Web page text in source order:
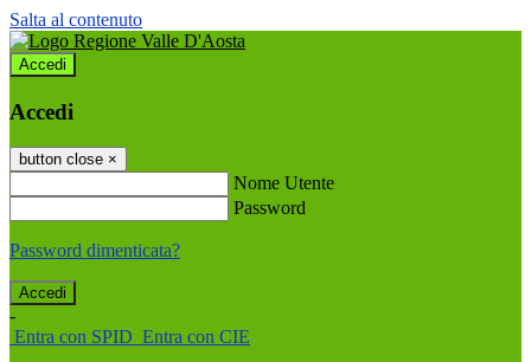
Salta al contenuto
Accedi
Accedi
button close ×
Nome Utente
Password
Password dimenticata?
-
Entra con SPID Entra con CIE